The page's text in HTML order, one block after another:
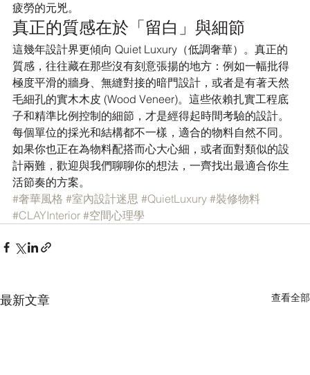
疲勞的元兇。
真正的質感在於「留白」與細節
這幾年設計界更傾向 Quiet Luxury（低調奢華）。真正的
質感，往往藏在那些沒有刻意張揚的地方：例如一幅批得
極度平滑的牆身、無縫對接的暗門設計，或者是有著天然
毛細孔的實木木皮 (Wood Veneer)。這些依賴扎實工程底
子和精準比例控制的細節，才是經得起時間考驗的設計。
每個單位的採光和結構都不一樣，適合的物料自然不同。
如果你也正在為物料配搭而心大心細，或者面對類似的設
計兩難，歡迎與我們聊聊你的想法，一齊找出最適合你生
活節奏的方案。
#奢華風格 #室內設計迷思 #QuietLuxury #裝修物料
#CLAYInterior #空間心理學
最新文章 查看全部